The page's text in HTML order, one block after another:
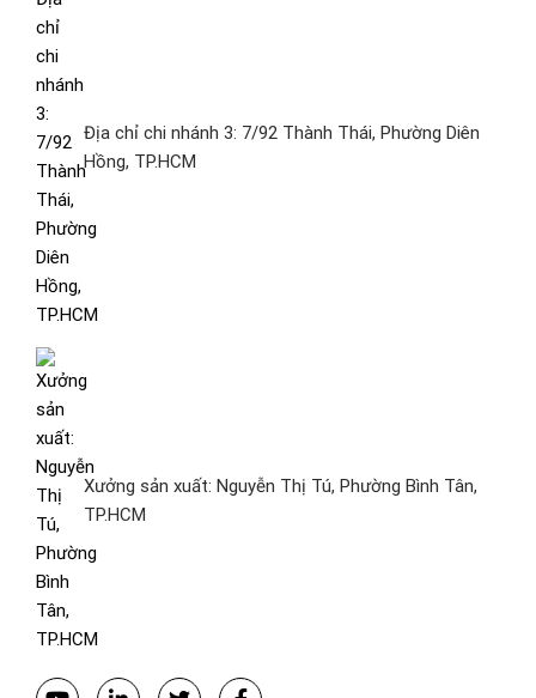
Địa chỉ chi nhánh 3: 7/92 Thành Thái, Phường Diên
Hồng, TP.HCM
Xưởng sản xuất: Nguyễn Thị Tú, Phường Bình Tân,
TP.HCM